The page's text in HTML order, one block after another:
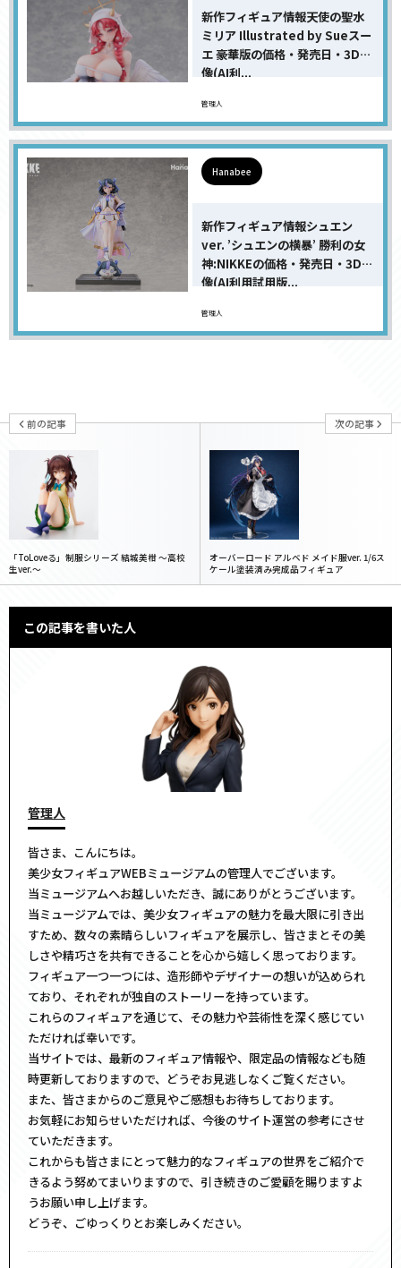
新作フィギュア情報天使の聖水
ミリア Illustrated by Sueスー
エ 豪華版の価格・発売日・3D画
像(AI利...
管理人
Hanabee
新作フィギュア情報シュエン
ver. ’シュエンの横暴’ 勝利の女
神:NIKKEの価格・発売日・3D画
像(AI利用試用版...
管理人
前の記事
「ToLoveる」制服シリーズ 結城美柑 〜高校
生ver.〜
次の記事
オーバーロード アルベド メイド服ver. 1/6ス
ケール塗装済み完成品フィギュア
この記事を書いた人
管理人
皆さま、こんにちは。
美少女フィギュアWEBミュージアムの管理人でございます。
当ミュージアムへお越しいただき、誠にありがとうございます。
当ミュージアムでは、美少女フィギュアの魅力を最大限に引き出
すため、数々の素晴らしいフィギュアを展示し、皆さまとその美
しさや精巧さを共有できることを心から嬉しく思っております。
フィギュア一つ一つには、造形師やデザイナーの想いが込められ
ており、それぞれが独自のストーリーを持っています。
これらのフィギュアを通じて、その魅力や芸術性を深く感じてい
ただければ幸いです。
当サイトでは、最新のフィギュア情報や、限定品の情報なども随
時更新しておりますので、どうぞお見逃しなくご覧ください。
また、皆さまからのご意見やご感想もお待ちしております。
お気軽にお知らせいただければ、今後のサイト運営の参考にさせ
ていただきます。
これからも皆さまにとって魅力的なフィギュアの世界をご紹介で
きるよう努めてまいりますので、引き続きのご愛顧を賜りますよ
うお願い申し上げます。
どうぞ、ごゆっくりとお楽しみください。